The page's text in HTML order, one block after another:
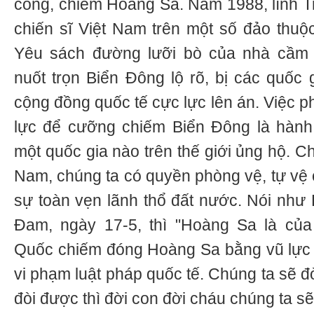
công, chiếm Hoàng Sa. Năm 1988, lính
chiến sĩ Việt Nam trên một số đảo
Yêu sách đường lưỡi bò của nhà cầm
nuốt trọn Biển Đông lộ rõ, bị các quốc
cộng đồng quốc tế cực lực lên án. Việc
lực để cưỡng chiếm Biển Đông là
một quốc gia nào trên thế giới ủng hộ.
Nam, chúng ta có quyền phòng vệ, tự
sự toàn vẹn lãnh thổ đất nước. Nói
Đam, ngày 17-5, thì "Hoàng Sa là
Quốc chiếm đóng Hoàng Sa bằng vũ
vi phạm luật pháp quốc tế. Chúng ta sẽ
đòi được thì đời con đời cháu chúng ta